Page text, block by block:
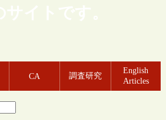
イトです。
CA 調査研究
English
Articles